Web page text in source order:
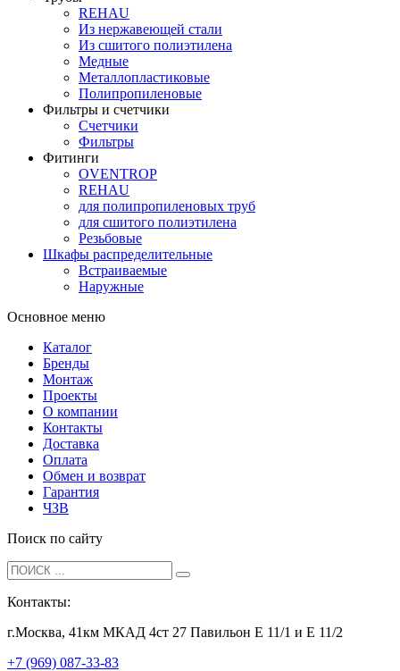
REHAU
Из нержавеющей стали
Из сшитого полиэтилена
Медные
Металлопластиковые
Полипропиленовые
Фильтры и счетчики
Счетчики
Фильтры
Фитинги
OVENTROP
REHAU
для полипропиленовых труб
для сшитого полиэтилена
Резьбовые
Шкафы распределительные
Встраиваемые
Наружные
Основное меню
Каталог
Бренды
Монтаж
Проекты
О компании
Контакты
Доставка
Оплата
Обмен и возврат
Гарантия
ЧЗВ
Поиск по сайту
Контакты:
г.Москва, 41км МКАД 4ст 27 Павильон Е 11/1 и Е 11/2
+7 (969) 087-33-83